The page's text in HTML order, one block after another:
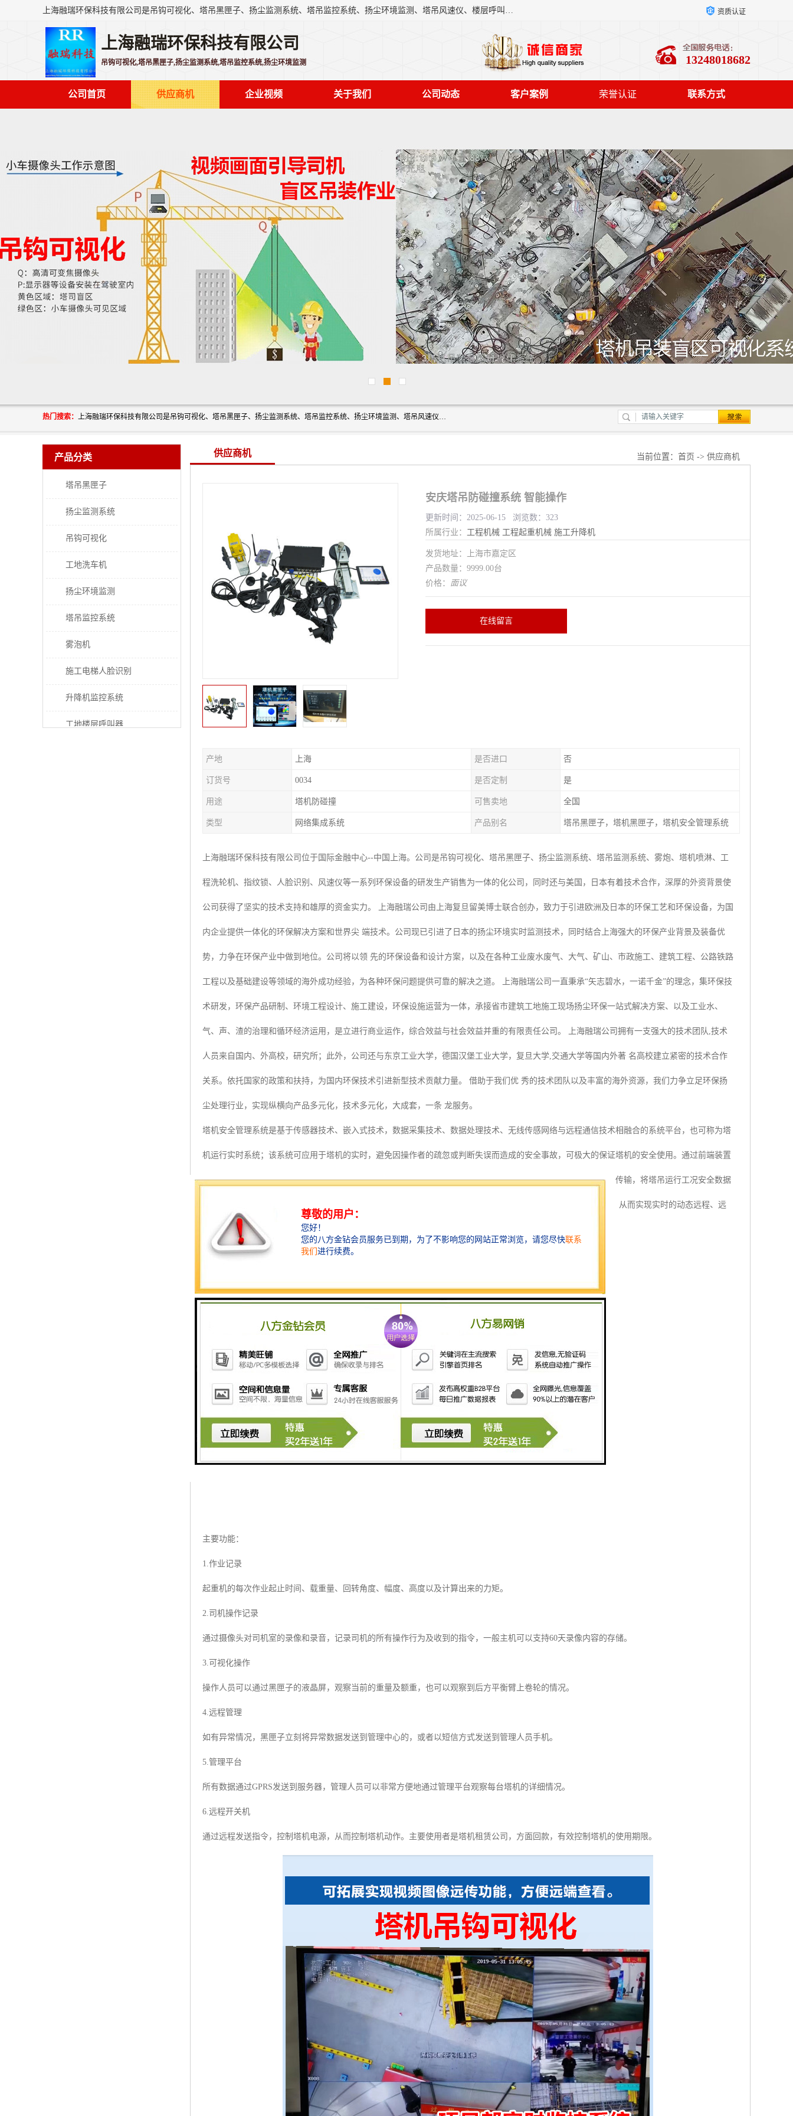
上海融瑞环保科技有限公司是吊钩可视化、塔吊黑匣子、扬尘监测系统、塔吊监控系统、扬尘环境监测、塔吊风速仪、楼层呼叫器、主令控制器、人脸识别、风速仪等一系列环保设备的研发生产销售为一体的专业化公司。 资质认证
上海融瑞环保科技有限公司
吊钩可视化,塔吊黑匣子,扬尘监测系统,塔吊监控系统,扬尘环境监测 13248018682
公司首页 供应商机 企业视频 关于我们 公司动态 客户案例 荣誉认证 联系方式
热门搜索： 上海融瑞环保科技有限公司是吊钩可视化、塔吊黑匣子、扬尘监测系统、塔吊监控系统、扬尘环境监测、塔吊风速仪、楼层呼叫器、主令控制器、人脸识别、风速仪等一系列环保设备的研发生产销售为一体的专业化公司。
产品分类
塔吊黑匣子
扬尘监测系统
吊钩可视化
工地洗车机
扬尘环境监测
塔吊监控系统
雾泡机
施工电梯人脸识别
升降机监控系统
工地楼层呼叫器
供应商机 当前位置： 首页 -> 供应商机
安庆塔吊防碰撞系统 智能操作
更新时间：2025-06-15 浏览数：323
所属行业： 工程机械 工程起重机械 施工升降机
发货地址：上海市嘉定区
产品数量：9999.00台
价格： 面议
在线留言
产地 上海 是否进口 否
订货号 0034 是否定制 是
用途 塔机防碰撞 可售卖地 全国
类型 网络集成系统 产品别名 塔吊黑匣子，塔机黑匣子，塔机安全管理系统
上海融瑞环保科技有限公司位于国际金融中心--中国上海。公司是吊钩可视化、塔吊黑匣子、扬尘监测系统、塔吊监测系统、雾炮、塔机喷淋、工
程洗轮机、指纹锁、人脸识别、风速仪等一系列环保设备的研发生产销售为一体的化公司，同时还与美国，日本有着技术合作，深厚的外资背景使
公司获得了坚实的技术支持和雄厚的资金实力。 上海融瑞公司由上海复旦留美博士联合创办，致力于引进欧洲及日本的环保工艺和环保设备，为国
内企业提供一体化的环保解决方案和世界尖 端技术。公司现已引进了日本的扬尘环境实时监测技术，同时结合上海强大的环保产业背景及装备优
势，力争在环保产业中做到地位。公司将以领 先的环保设备和设计方案，以及在各种工业废水废气、大气、矿山、市政施工、建筑工程、公路铁路
工程以及基础建设等领域的海外成功经验，为各种环保问题提供可靠的解决之道。 上海融瑞公司一直秉承“矢志碧水，一诺千金”的理念，集环保技
术研发，环保产品研制、环境工程设计、施工建设，环保设施运营为一体，承接省市建筑工地施工现场扬尘环保一站式解决方案、以及工业水、
气、声、渣的治理和循环经济运用，是立进行商业运作，综合效益与社会效益并重的有限责任公司。 上海融瑞公司拥有一支强大的技术团队,技术
人员来自国内、外高校，研究所；此外，公司还与东京工业大学，德国汉堡工业大学，复旦大学,交通大学等国内外著 名高校建立紧密的技术合作
关系。依托国家的政策和扶持，为国内环保技术引进新型技术贡献力量。 借助于我们优 秀的技术团队以及丰富的海外资源，我们力争立足环保扬
尘处理行业，实现纵横向产品多元化，技术多元化，大成套，一条 龙服务。
塔机安全管理系统是基于传感器技术、嵌入式技术，数据采集技术、数据处理技术、无线传感网络与远程通信技术相融合的系统平台，也可称为塔
机运行实时系统；该系统可应用于塔机的实时，避免因操作者的疏忽或判断失误而造成的安全事故，可极大的保证塔机的安全使用。通过前端装置
和后台管理系统无缝融合，实现了开放式的实时塔吊作业，在对塔吊实现现场安全的同时，通过远程高速无线数据传输，将塔吊运行工况安全数据
和报警信息通过移动互联网（DTU)实时发送到远程物联网平台，并能在报警时自动触发手机短信向相关人员告知，从而实现实时的动态远程、远
程报警，使得塔吊安全成为开放的实时动态。
主要功能：
1.作业记录
起重机的每次作业起止时间、载重量、回转角度、幅度、高度以及计算出来的力矩。
2.司机操作记录
通过摄像头对司机室的录像和录音，记录司机的所有操作行为及收到的指令，一般主机可以支持60天录像内容的存储。
3.可视化操作
操作人员可以通过黑匣子的液晶屏，观察当前的重量及额重，也可以观察到后方平衡臂上卷轮的情况。
4.远程管理
如有异常情况，黑匣子立刻将异常数据发送到管理中心的，或者以短信方式发送到管理人员手机。
5.管理平台
所有数据通过GPRS发送到服务器，管理人员可以非常方便地通过管理平台观察每台塔机的详细情况。
6.远程开关机
通过远程发送指令，控制塔机电源，从而控制塔机动作。主要使用者是塔机租赁公司，方面回款，有效控制塔机的使用期限。